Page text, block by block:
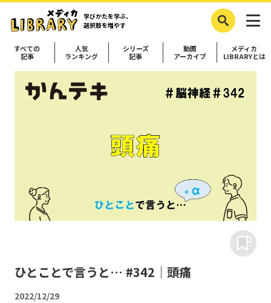
学びかたを学ぶ、
選択肢を増やす
すべての
記事
人気
ランキング
シリーズ
記事
動画
アーカイブ
メディカ
LIBRARYとは
ひとことで言うと… #342｜頭痛
2022/12/29